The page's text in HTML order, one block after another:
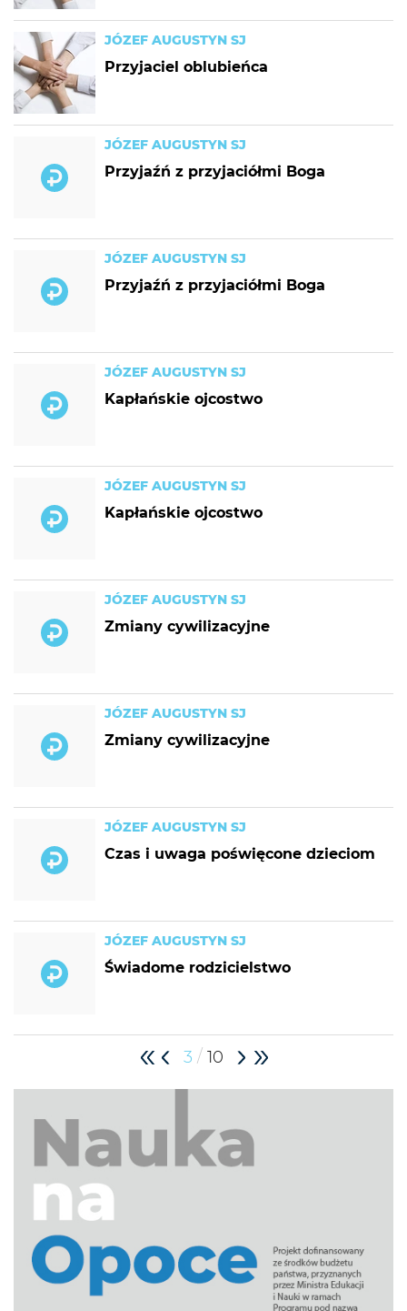
JÓZEF AUGUSTYN SJ
Przyjaciel oblubieńca
JÓZEF AUGUSTYN SJ
Przyjaźń z przyjaciółmi Boga
JÓZEF AUGUSTYN SJ
Przyjaźń z przyjaciółmi Boga
JÓZEF AUGUSTYN SJ
Kapłańskie ojcostwo
JÓZEF AUGUSTYN SJ
Kapłańskie ojcostwo
JÓZEF AUGUSTYN SJ
Zmiany cywilizacyjne
JÓZEF AUGUSTYN SJ
Zmiany cywilizacyjne
JÓZEF AUGUSTYN SJ
Czas i uwaga poświęcone dzieciom
JÓZEF AUGUSTYN SJ
Świadome rodzicielstwo
3 / 10